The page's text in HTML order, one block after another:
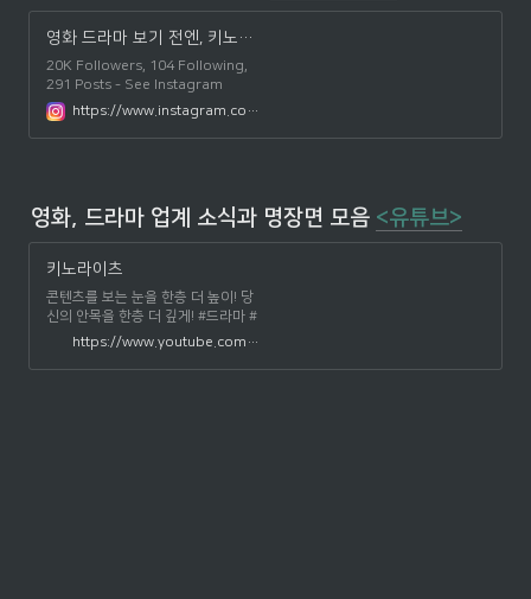
영화 드라마 보기 전엔, 키노라이츠 (@kinolights) * Instagram photos and videos
20K Followers, 104 Following,
291 Posts - See Instagram
photos and videos from 영화 드
라마 보기 전엔, 키노라이츠
(@kinolights)
https://www.instagram.com/kinolights/?hl=ko
영화, 드라마 업계 소식과 명장면 모음 <유튜브>
키노라이츠
콘텐츠를 보는 눈을 한층 더 높이! 당
신의 안목을 한층 더 깊게! #드라마 #
영화 #예능과 관련된 #비하인드 와 #
교양 을 챙겨드립니다 당신의 '콘텐츠
신호등' 키노라이츠. - 영상은 매주 금
https://www.youtube.com/channel/UCfR-AhkVFJfTX90UZ8P28pQ